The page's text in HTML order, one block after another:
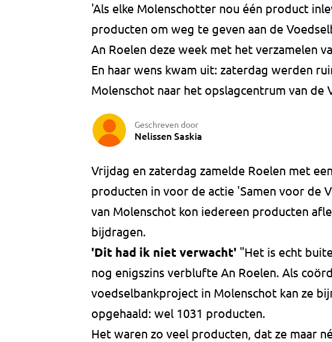
'Als elke Molenschotter nou één product
producten om weg te geven aan de
An Roelen deze week met het verzamelen
En haar wens kwam uit: zaterdag werden
Molenschot naar het opslagcentrum van de
Geschreven door
Nelissen Saskia
Vrijdag en zaterdag zamelde Roelen met
producten in voor de actie 'Samen voor de
van Molenschot kon iedereen producten
bijdragen.
'Dit had ik niet verwacht' "Het is echt
nog enigszins verblufte An Roelen. Als
voedselbankproject in Molenschot kan ze
opgehaald: wel 1031 producten.
Het waren zo veel producten, dat ze maar